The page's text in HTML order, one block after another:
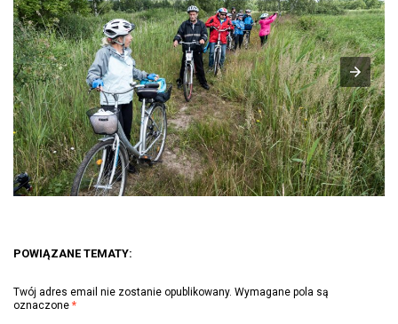
POWIĄZANE TEMATY:
Twój adres email nie zostanie opublikowany. Wymagane pola są
oznaczone *